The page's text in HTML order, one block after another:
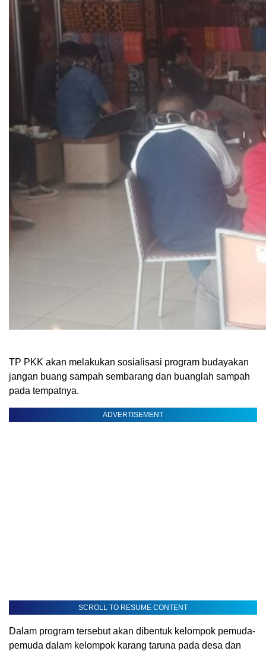
TP PKK akan melakukan sosialisasi program budayakan
jangan buang sampah sembarang dan buanglah sampah
pada tempatnya.
ADVERTISEMENT
SCROLL TO RESUME CONTENT
Dalam program tersebut akan dibentuk kelompok pemuda-
pemuda dalam kelompok karang taruna pada desa dan